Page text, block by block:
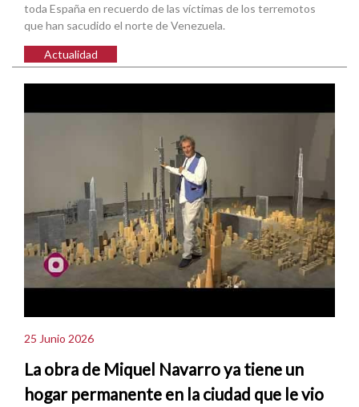
toda España en recuerdo de las víctimas de los terremotos
que han sacudido el norte de Venezuela.
Actualidad
25 Junio 2026
La obra de Miquel Navarro ya tiene un
hogar permanente en la ciudad que le vio